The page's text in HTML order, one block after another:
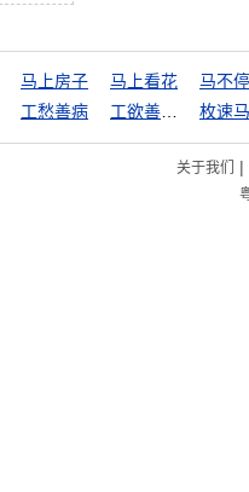
马上房子 马上看花
马不
工愁善病 枚速
关于我们 |